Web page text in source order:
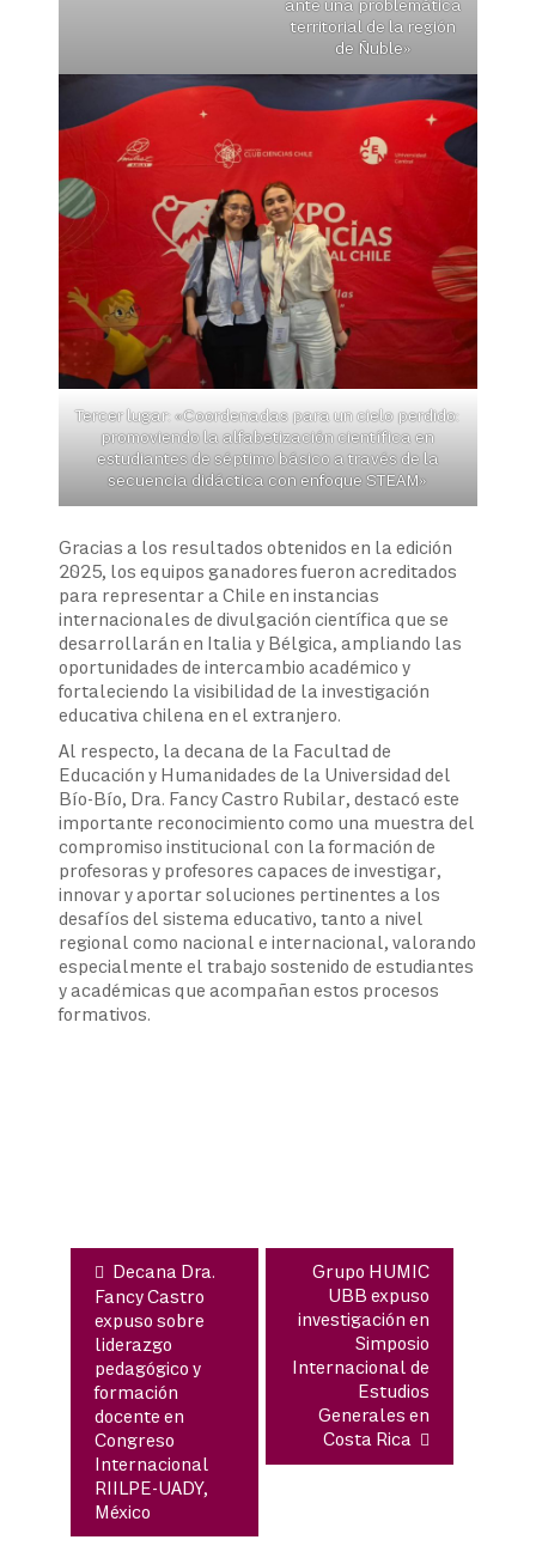
ante una problemática
territorial de la región
de Ñuble»
Tercer lugar: «Coordenadas para un cielo perdido:
promoviendo la alfabetización científica en
estudiantes de séptimo básico a través de la
secuencia didáctica con enfoque STEAM»
Gracias a los resultados obtenidos en la edición
2025, los equipos ganadores fueron acreditados
para representar a Chile en instancias
internacionales de divulgación científica que se
desarrollarán en Italia y Bélgica, ampliando las
oportunidades de intercambio académico y
fortaleciendo la visibilidad de la investigación
educativa chilena en el extranjero.
Al respecto, la decana de la Facultad de
Educación y Humanidades de la Universidad del
Bío-Bío, Dra. Fancy Castro Rubilar, destacó este
importante reconocimiento como una muestra del
compromiso institucional con la formación de
profesoras y profesores capaces de investigar,
innovar y aportar soluciones pertinentes a los
desafíos del sistema educativo, tanto a nivel
regional como nacional e internacional, valorando
especialmente el trabajo sostenido de estudiantes
y académicas que acompañan estos procesos
formativos.
Decana Dra.
Fancy Castro
expuso sobre
liderazgo
pedagógico y
formación
docente en
Congreso
Internacional
RIILPE-UADY,
México
Grupo HUMIC
UBB expuso
investigación en
Simposio
Internacional de
Estudios
Generales en
Costa Rica